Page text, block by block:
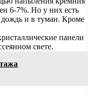
6-7%. Но у них есть
дождь и в туман. Кроме
панели
свете.